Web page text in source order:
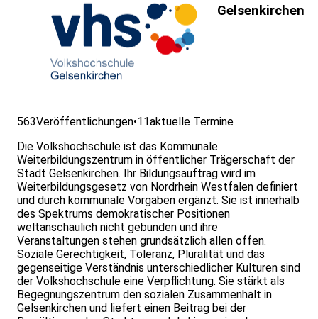
Gelsenkirchen
563Veröffentlichungen•11aktuelle Termine
Die Volkshochschule ist das Kommunale
Weiterbildungszentrum in öffentlicher Trägerschaft der
Stadt Gelsenkirchen. Ihr Bildungsauftrag wird im
Weiterbildungsgesetz von Nordrhein Westfalen definiert
und durch kommunale Vorgaben ergänzt. Sie ist innerhalb
des Spektrums demokratischer Positionen
weltanschaulich nicht gebunden und ihre
Veranstaltungen stehen grundsätzlich allen offen.
Soziale Gerechtigkeit, Toleranz, Pluralität und das
gegenseitige Verständnis unterschiedlicher Kulturen sind
der Volkshochschule eine Verpflichtung. Sie stärkt als
Begegnungszentrum den sozialen Zusammenhalt in
Gelsenkirchen und liefert einen Beitrag bei der